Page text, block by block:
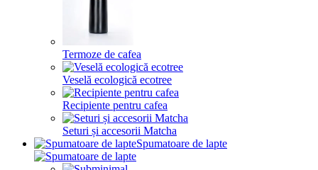
Termoze de cafea
Veselă ecologică ecotree
Recipiente pentru cafea
Seturi și accesorii Matcha
Spumatoare de lapte